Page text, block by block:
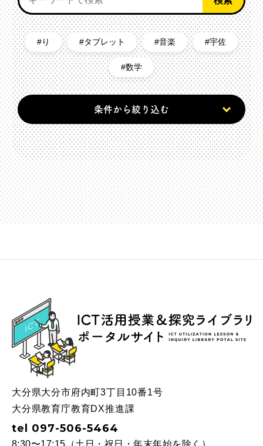
り タブレット 音楽 宇佐
数学
条件から絞り込む
ICT
大分県大分市府内町3丁目10番1号
大分県教育庁教育DX推進課
tel 097-506-5464
8:30〜17:15（土日・祝日・年末年始を除く）